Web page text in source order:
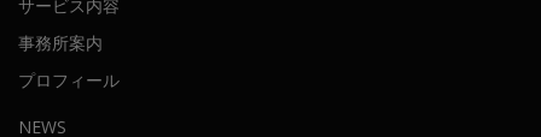
サービス内容
事務所案内
プロフィール
NEWS